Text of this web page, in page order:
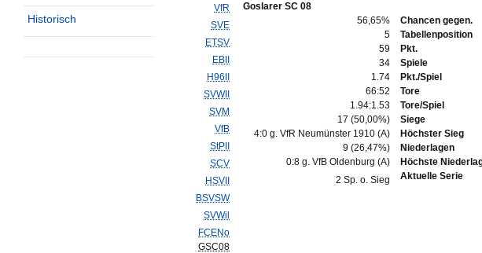
Historisch
VfR
SVE
ETSV
EBII
H96II
SVWII
SVM
VfB
StPII
SCV
HSVII
BSVSW
SVWil
FCENo
GSC08
Goslarer SC 08
56,65%
Chancen gegen.
5
Tabellenposition
59
Pkt.
34
Spiele
1.74
Pkt./Spiel
66:52
Tore
1.94:1.53
Tore/Spiel
17 (50,00%)
Siege
4:0 g. VfR Neumünster 1910 (A)
Höchster Sieg
9 (26,47%)
Niederlagen
0:8 g. VfB Oldenburg (A)
Höchste
2 Sp. o. Sieg
Aktuelle Serie